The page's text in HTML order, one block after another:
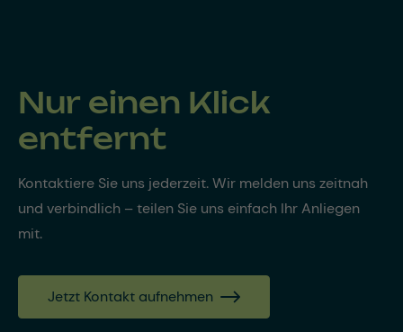
Nur einen Klick
entfernt
Kontaktiere Sie uns jederzeit. Wir melden uns zeitnah
und verbindlich – teilen Sie uns einfach Ihr Anliegen
mit.
Jetzt Kontakt aufnehmen